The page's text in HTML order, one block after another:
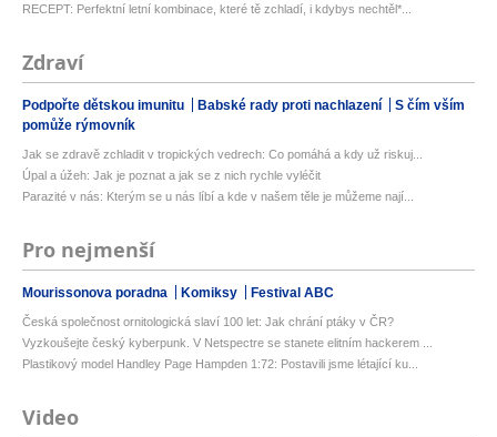
RECEPT: Perfektní letní kombinace, které tě zchladí, i kdybys nechtěl*...
Zdraví
Podpořte dětskou imunitu Babské rady proti nachlazení
S čím vším
pomůže rýmovník
Jak se zdravě zchladit v tropických vedrech: Co pomáhá a kdy už riskuj...
Úpal a úžeh: Jak je poznat a jak se z nich rychle vyléčit
Parazité v nás: Kterým se u nás líbí a kde v našem těle je můžeme nají...
Pro nejmenší
Mourissonova poradna Komiksy Festival ABC
Česká společnost ornitologická slaví 100 let: Jak chrání ptáky v ČR?
Vyzkoušejte český kyberpunk. V Netspectre se stanete elitním hackerem ...
Plastikový model Handley Page Hampden 1:72: Postavili jsme létající ku...
Video